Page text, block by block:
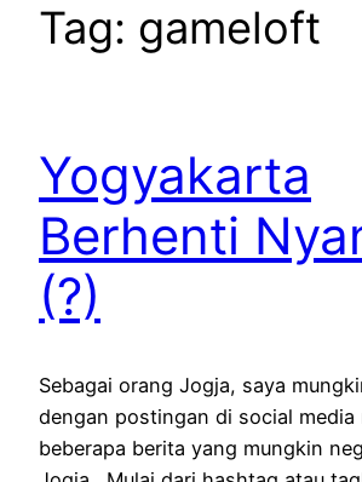
Tag: gameloft
Yogyakarta
Berhenti
(?)
Sebagai orang Jogja, saya
dengan postingan di social media
beberapa berita yang mungkin